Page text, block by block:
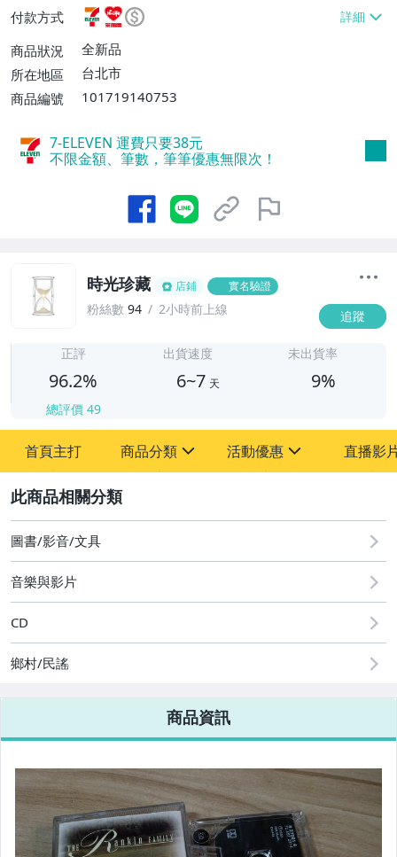
不付款【免運費】、萊爾富取貨付款【單件
運費$60、滿5件或消費滿$1298免運
費】、宅配/貨運【單件運費$120、滿5件
付款方式
商品狀況
全新品
所在地區
台北市
商品編號
101719140753
7-ELEVEN 運費只要38元
不限金額、筆數，筆筆優惠無限次！
時光珍藏 店鋪 實名驗證
粉絲數 94 2小時前上線 追蹤
正評
96.2%
總評價 49
出貨速度
6~7 天
未出貨率
9%
首頁主打 商品分類
其它
活動優惠
[全店] 粉絲專享
[全店] 週年慶
直播影
圖書/影音/文具
音樂與影片
CD
鄉村/民謠
商品資訊